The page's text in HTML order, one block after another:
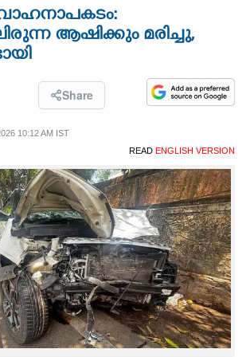
ആഷിക്കും മരിച്ചു,​
Share
10:12 AM IST
READ ENGLISH VERSION